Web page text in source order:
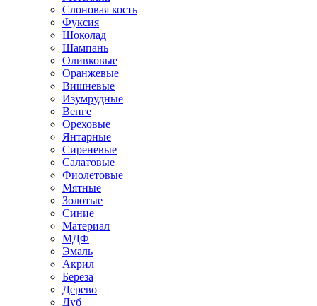
Слоновая кость
Фуксия
Шоколад
Шампань
Оливковые
Оранжевые
Вишневые
Изумрудные
Венге
Ореховые
Янтарные
Сиреневые
Салатовые
Фиолетовые
Мятные
Золотые
Синие
Материал
МДФ
Эмаль
Акрил
Береза
Дерево
Дуб